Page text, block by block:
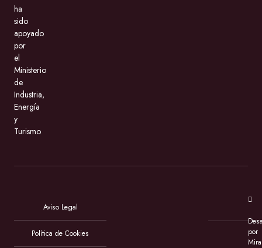
ha
sido
apoyado
por
el
Ministerio
de
Industria,
Energía
y
Turismo
Aviso Legal
Política de Cookies
por